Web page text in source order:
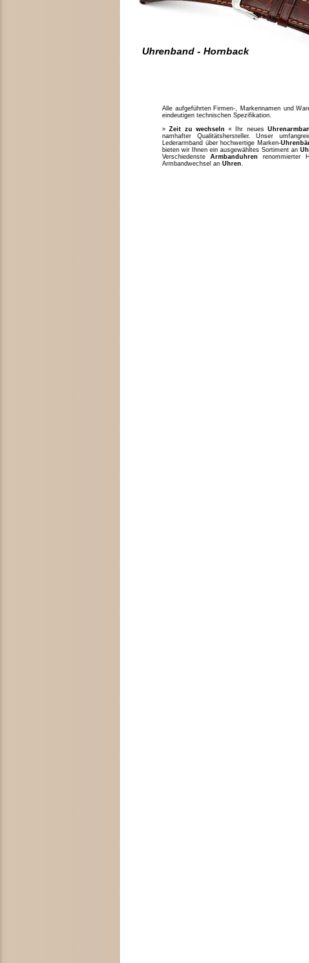
Uhrenband - Hornback
Alle aufgeführten Firmen-, Markennamen und
eindeutigen technischen Spezifikation.
»Zeit zu wechseln « Ihr neues
namhafter Qualitätshersteller. Unser
Lederarmband über hochwertige Marken-
bieten wir Ihnen ein ausgewähltes Sortiment an
Verschiedenste Armbanduhren renommierter
Armbandwechsel an Uhren.